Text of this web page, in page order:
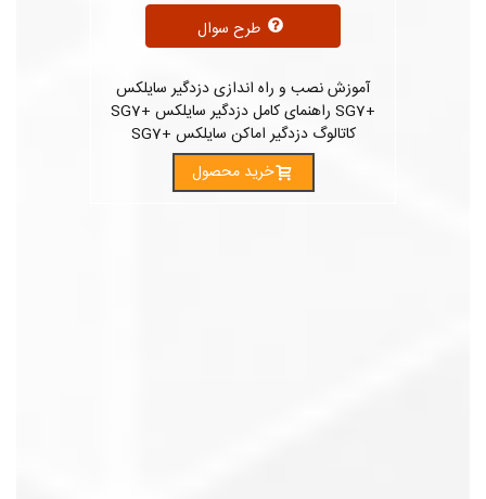
آموزش نصب و راه اندازی دزدگیر سایلکس
+SG7 راهنمای کامل دزدگیر سایلکس +SG7
کاتالوگ دزدگیر اماکن سایلکس +SG7
خرید محصول